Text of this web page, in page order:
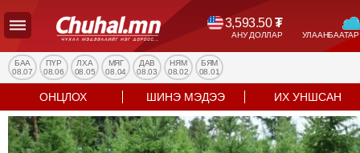
3,593.50₮
АНУ ДОЛЛАР
УЛС
ТӨР
НИЙГЭМ
ЗАСАГ
ЭРҮҮЛ
БАА
08.07
ПҮР
08.06
ЛХА
08.05
МЯГ
08.04
ДАВ
08.03
НЯМ
08.02
БЯМ
08.01
ОНЦЛОХ ШИНЭ МЭДЭЭ ИХ УНШСАН